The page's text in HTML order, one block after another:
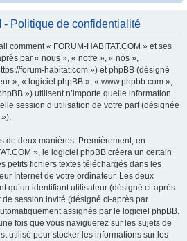
- Politique de confidentialité
comment « FORUM-HABITAT.COM » et ses
par « nous », « notre », « nos »,
forum-habitat.com ») et phpBB (désigné
», « logiciel phpBB », « www.phpbb.com »,
») utilisent n’importe quelle information
session d’utilisation de votre part (désignée
de deux manières. Premièrement, en
», le logiciel phpBB créera un certain
petits fichiers textes téléchargés dans les
Internet de votre ordinateur. Les deux
qu’un identifiant utilisateur (désigné ci-après
session invité (désigné ci-après par
assignés par le logiciel phpBB.
fois que vous naviguerez sur les sujets de
utilisé pour stocker les informations sur les